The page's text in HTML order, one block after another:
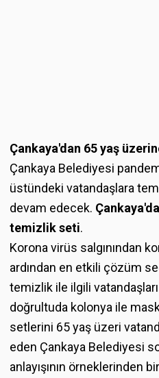
Çankaya'dan 65 yaş
Çankaya Belediyesi
üstündeki vatandaşlara
devam edecek.
temizlik seti.
Korona virüs salgınından
ardından en etkili çözüm
temizlik ile ilgili
doğrultuda kolonya ile
setlerini 65 yaş üzeri
eden Çankaya Belediyesi
anlayışının örneklerinden